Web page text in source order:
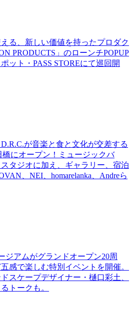
る、新しい価値を持ったプロダク
PRODUCTS」のローンチPOPUP
ット・PASS STOREにて巡回開
が⾳楽と⾷と⽂化が交差する
橋にオープン！ミュージックバ
タジオに加え、ギャラリー、宿泊
、NEI、homarelanka、Andreら
ジアムがグランドオープン20周
感で楽しむ特別イベントを開催。
スケープデザイナー・樋口彩土、
トークも。